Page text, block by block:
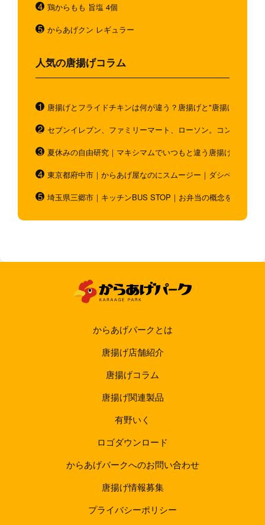
鶏からもも 旨塩 4個
からあげクン レギュラー
人気の唐揚げコラム
唐揚げとフライドチキンは何が違う？唐揚げと"唐揚げと似て
セブンイレブン、ファミリーマート、ローソン。コンビニの
夏休みの自由研究｜マキシマムでいつもと違う唐揚げを作ろう
東京都府中市｜からあげ屋なのにスムージー｜ダシベース唐
埼玉県三郷市｜キッチンBUS STOP｜お弁当の概念を超越！
からあげパークとは
唐揚げ店舗紹介
唐揚げコラム
唐揚げ関連製品
有野いく
ロゴダウンロード
からあげパークへのお問い合わせ
唐揚げ情報募集
プライバシーポリシー